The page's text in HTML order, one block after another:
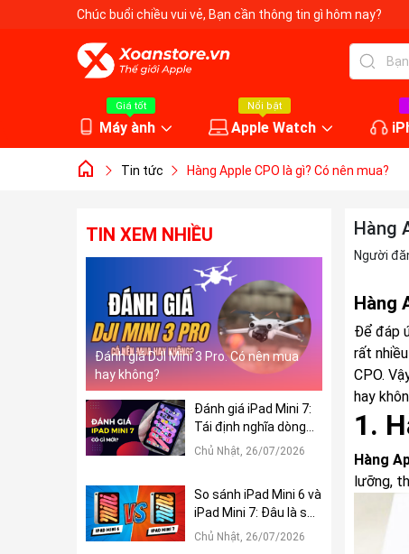
Chúc buổi chiều vui vẻ, Bạn cần thông tin gì hôm nay?
Giá tốt
Máy ành
Nổi bật
Apple Watch
Tin tức Hàng Apple CPO là gì? Có nên mua?
Hàng
Người
Hàng
Để đáp
rất
CPO.
hay
1.
Hàng
lưỡng,
TIN XEM NHIỀU
Đánh giá DJI Mini 3 Pro. Có nên mua
hay không?
Đánh giá iPad Mini 7:
Tái định nghĩa dòng
iPad Mini
Chủ Nhật, 26/07/2026
So sánh iPad Mini 6 và
iPad Mini 7: Đâu là sự
khác biệt?
Chủ Nhật, 26/07/2026